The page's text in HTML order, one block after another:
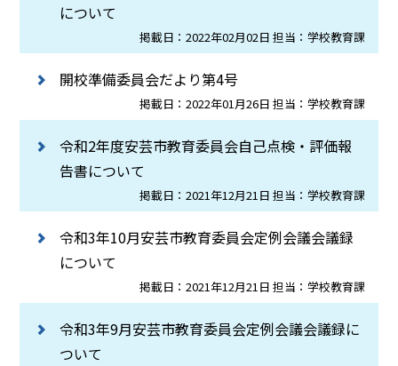
について
掲載日：2022年02月02日 担当：学校教育課
開校準備委員会だより第4号
掲載日：2022年01月26日 担当：学校教育課
令和2年度安芸市教育委員会自己点検・評価報
告書について
掲載日：2021年12月21日 担当：学校教育課
令和3年10月安芸市教育委員会定例会議会議録
について
掲載日：2021年12月21日 担当：学校教育課
令和3年9月安芸市教育委員会定例会議会議録に
ついて